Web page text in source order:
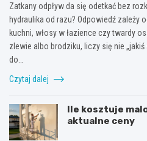
Zatkany odpływ da się odetkać bez
hydraulika od razu? Odpowiedź zależy
kuchni, włosy w łazience czy twardy
zlewie albo brodziku, liczy się nie
do…
Czytaj dalej
Ile kosztuje
aktualne ceny